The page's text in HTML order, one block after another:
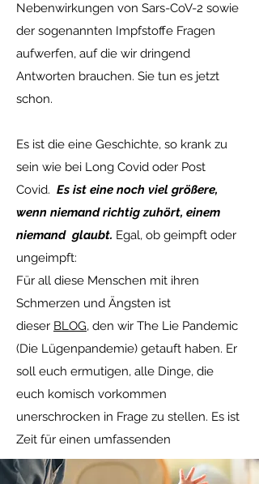
Nebenwirkungen von Sars-CoV-2 sowie
der sogenannten Impfstoffe Fragen
aufwerfen, auf die wir dringend
Antworten brauchen. Sie tun es jetzt
schon.
Es ist die eine Geschichte, so krank zu
sein wie bei Long Covid oder Post
Covid. Es ist eine noch viel größere,
wenn niemand richtig zuhört, einem
niemand glaubt. Egal, ob geimpft oder
ungeimpft:
Für all diese Menschen mit ihren
Schmerzen und Ängsten ist
dieser BLOG, den wir The Lie Pandemic
(Die Lügenpandemie) getauft haben. Er
soll euch ermutigen, alle Dinge, die
euch komisch vorkommen
unerschrocken in Frage zu stellen. Es ist
Zeit für einen umfassenden